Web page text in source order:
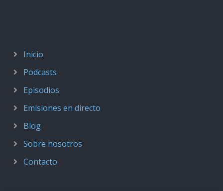
Inicio
Podcasts
Episodios
Emisiones en directo
Blog
Sobre nosotros
Contacto